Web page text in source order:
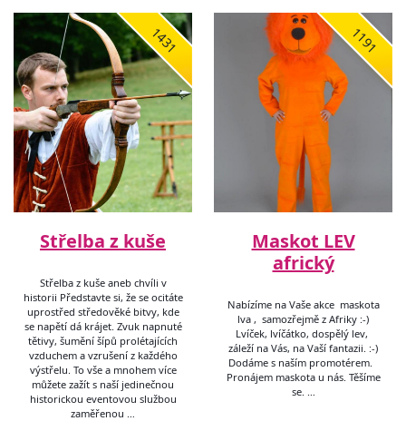
1431
Střelba z kuše
Střelba z kuše aneb chvíli v
historii Představte si, že se ocitáte
uprostřed středověké bitvy, kde
se napětí dá krájet. Zvuk napnuté
tětivy, šumění šípů prolétajících
vzduchem a vzrušení z každého
výstřelu. To vše a mnohem více
můžete zažít s naší jedinečnou
historickou eventovou službou
zaměřenou …
1191
Maskot LEV
africký
Nabízíme na Vaše akce maskota
lva , samozřejmě z Afriky :-)
Lvíček, lvíčátko, dospělý lev,
záleží na Vás, na Vaší fantazii. :-)
Dodáme s naším promotérem.
Pronájem maskota u nás. Těšíme
se. …